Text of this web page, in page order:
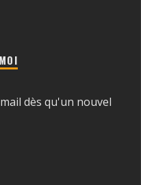
dès qu'un nouvel